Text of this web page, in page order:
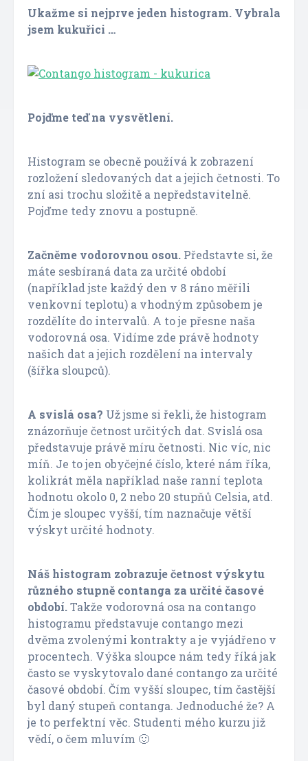
Ukažme si nejprve jeden histogram. Vybrala
jsem kukuřici …
Pojďme teď na vysvětlení.
Histogram se obecně používá k zobrazení
rozložení sledovaných dat a jejich četnosti. To
zní asi trochu složitě a nepředstavitelně.
Pojďme tedy znovu a postupně.
Začněme vodorovnou osou. Představte si, že
máte sesbíraná data za určité období
(například jste každý den v 8 ráno měřili
venkovní teplotu) a vhodným způsobem je
rozdělíte do intervalů. A to je přesne naša
vodorovná osa. Vidíme zde právě hodnoty
našich dat a jejich rozdělení na intervaly
(šířka sloupců).
A svislá osa? Už jsme si řekli, že histogram
znázorňuje četnost určitých dat. Svislá osa
představuje právě míru četnosti. Nic víc, nic
míň. Je to jen obyčejné číslo, které nám říka,
kolikrát měla například naše ranní teplota
hodnotu okolo 0, 2 nebo 20 stupňů Celsia, atd.
Čím je sloupec vyšší, tím naznačuje větší
výskyt určité hodnoty.
Náš histogram zobrazuje četnost výskytu
různého stupně contanga za určité časové
období.Takže vodorovná osa na contango
histogramu představuje contango mezi
dvěma zvolenými kontrakty a je vyjádřeno v
procentech. Výška sloupce nám tedy říká jak
často se vyskytovalo dané contango za určité
časové období. Čím vyšší sloupec, tím častější
byl daný stupeň contanga. Jednoduché že? A
je to perfektní věc. Studenti mého kurzu již
vědí, o čem mluvím 🙂